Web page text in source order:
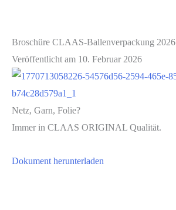
Broschüre CLAAS-Ballenverpackung 2026
Veröffentlicht am 10. Februar 2026
Netz, Garn, Folie?
Immer in CLAAS ORIGINAL Qualität.
Dokument herunterladen